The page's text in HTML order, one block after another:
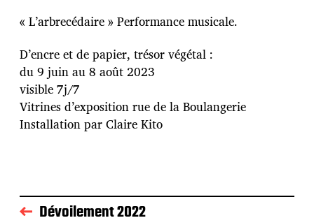
« L’arbrecédaire » Performance musicale.
D’encre et de papier, trésor végétal :
du 9 juin au 8 août 2023
visible 7j/7
Vitrines d’exposition rue de la Boulangerie
Installation par Claire Kito
Dévoilement 2022